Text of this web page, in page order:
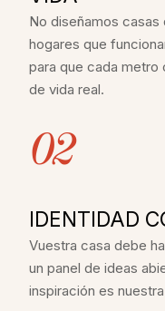
No diseñamos
hogares que
para que cada
de vida real.
02
IDENTIDAD
Vuestra casa debe
un panel de ideas
inspiración es